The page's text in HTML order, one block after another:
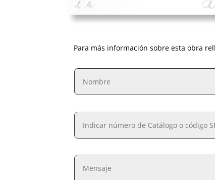
Para más información sobre esta obra